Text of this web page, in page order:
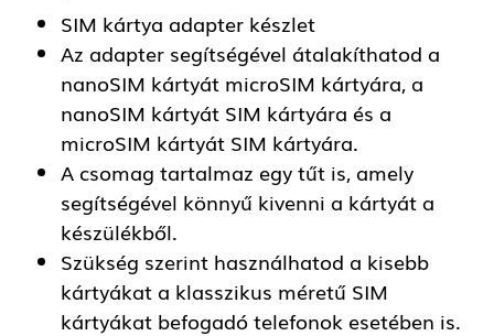
SIM kártya adapter készlet
Az adapter segítségével átalakíthatod a
nanoSIM kártyát microSIM kártyára, a
nanoSIM kártyát SIM kártyára és a
microSIM kártyát SIM kártyára.
A csomag tartalmaz egy tűt is, amely
segítségével könnyű kivenni a kártyát a
készülékből.
Szükség szerint használhatod a kisebb
kártyákat a klasszikus méretű SIM
kártyákat befogadó telefonok esetében is.